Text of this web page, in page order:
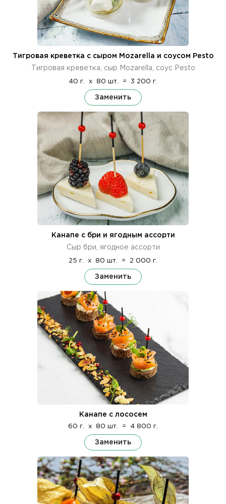
Тигровая креветка с сыром Mozarella и соусом Pesto
Тигровая креветка, сыр Mozarella, соус Pesto
40 г. x 80 шт. = 3 200 г.
Заменить
Канапе с бри и ягодным ассорти
Сыр бри, ягодное ассорти
25 г. x 80 шт. = 2 000 г.
Заменить
Канапе с лососем
60 г. x 80 шт. = 4 800 г.
Заменить